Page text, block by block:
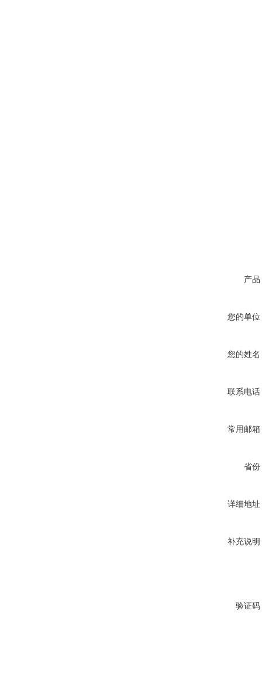
产品
您的单位
您的姓名
联系电话
常用邮箱
省份
详细地址
补充说明
验证码